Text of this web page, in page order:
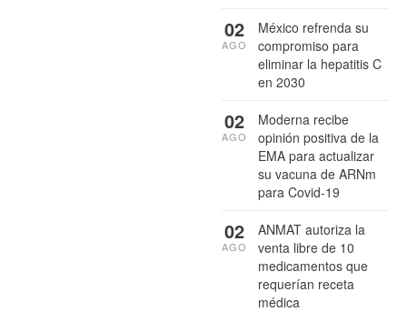
México refrenda su
compromiso para
eliminar la hepatitis C
en 2030
02
AGO
Moderna recibe
opinión positiva de la
EMA para actualizar
su vacuna de ARNm
para Covid-19
02
AGO
ANMAT autoriza la
venta libre de 10
medicamentos que
requerían receta
médica
02
AGO